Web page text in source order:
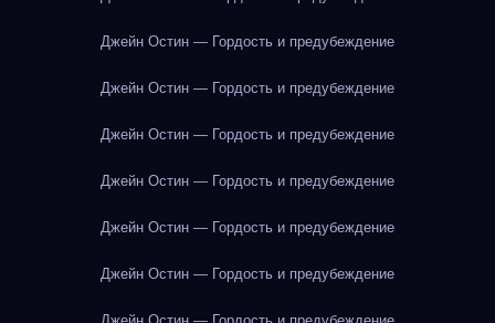
Джейн Остин — Гордость и предубеждение
Джейн Остин — Гордость и предубеждение
Джейн Остин — Гордость и предубеждение
Джейн Остин — Гордость и предубеждение
Джейн Остин — Гордость и предубеждение
Джейн Остин — Гордость и предубеждение